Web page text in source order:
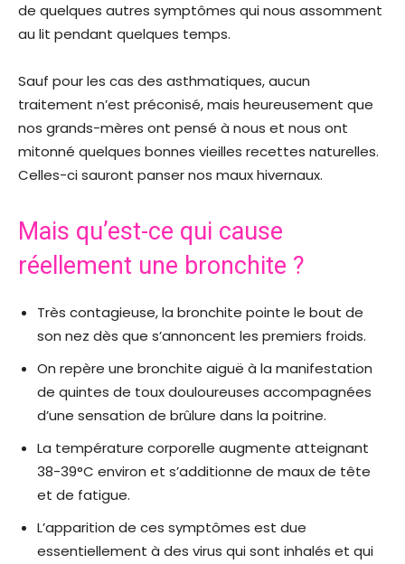
de quelques autres symptômes qui nous assomment
au lit pendant quelques temps.
Sauf pour les cas des asthmatiques, aucun
traitement n’est préconisé, mais heureusement que
nos grands-mères ont pensé à nous et nous ont
mitonné quelques bonnes vieilles recettes naturelles.
Celles-ci sauront panser nos maux hivernaux.
Mais qu’est-ce qui cause
réellement une bronchite ?
Très contagieuse, la bronchite pointe le bout de
son nez dès que s’annoncent les premiers froids.
On repère une bronchite aiguë à la manifestation
de quintes de toux douloureuses accompagnées
d’une sensation de brûlure dans la poitrine.
La température corporelle augmente atteignant
38-39°C environ et s’additionne de maux de tête
et de fatigue.
L’apparition de ces symptômes est due
essentiellement à des virus qui sont inhalés et qui